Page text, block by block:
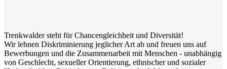
Trenkwalder steht für Chancengleichheit und Diversität!
Wir lehnen Diskriminierung jeglicher Art ab und freuen uns auf
Bewerbungen und die Zusammenarbeit mit Menschen - unabhängig
von Geschlecht, sexueller Orientierung, ethnischer und sozialer